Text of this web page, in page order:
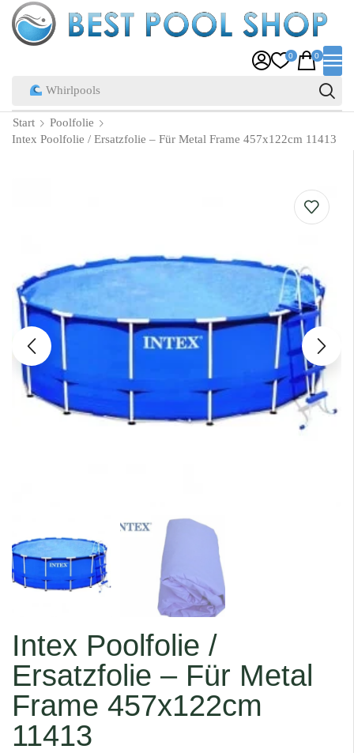
Pool Zubehör
0 0
Start
Poolfolie
Intex Poolfolie / Ersatzfolie – Für Metal Frame 457x122cm 11413
Intex Poolfolie /
Ersatzfolie – Für Metal
Frame 457x122cm
11413